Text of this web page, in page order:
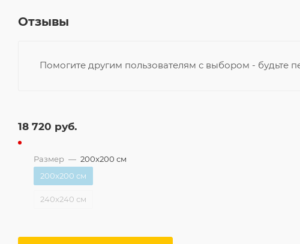
Отзывы
Помогите другим пользователям с выбором - будьте
18 720 руб.
Размер — 200x200 см
200x200 см
240x240 см